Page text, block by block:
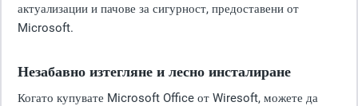
актуализации и пачове за сигурност, предоставени от
Microsoft.
Незабавно изтегляне и лесно инсталиране
Когато купувате Microsoft Office от Wiresoft, можете да